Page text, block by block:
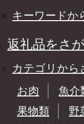
キーワードか
返礼品をさ
カテゴリから
お肉
魚介
果物類
野